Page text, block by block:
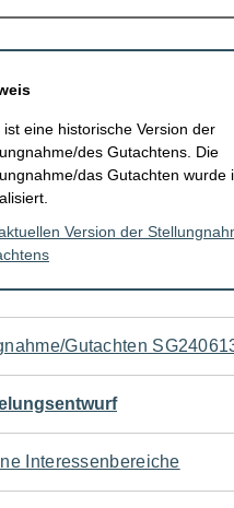
ist eine historische Version der
des Gutachtens. Die
das Gutachten wurde
Version der
Gutachten
Interessenbereiche